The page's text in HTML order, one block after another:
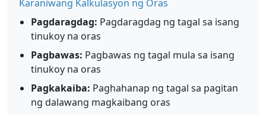
Karaniwang Kalkulasyon ng Oras
Pagdaragdag: Pagdaragdag ng tagal sa isang
tinukoy na oras
Pagbawas: Pagbawas ng tagal mula sa isang
tinukoy na oras
Pagkakaiba: Paghahanap ng tagal sa pagitan
ng dalawang magkaibang oras